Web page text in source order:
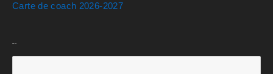
Carte de coach 2026-2027